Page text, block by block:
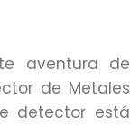
aventura de
de Metales
detector está